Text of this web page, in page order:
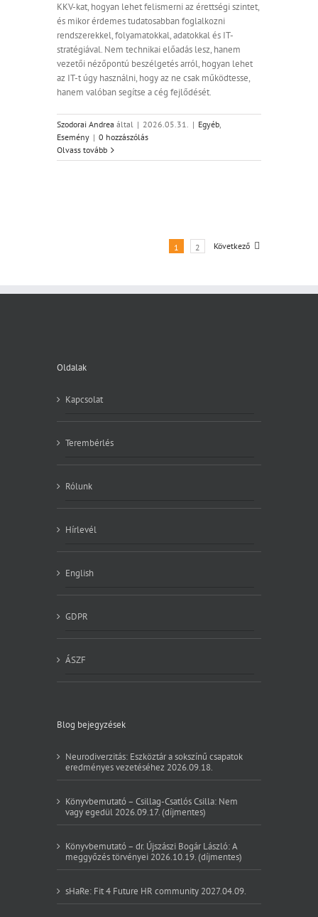
KKV-kat, hogyan lehet felismerni az érettségi szintet,
és mikor érdemes tudatosabban foglalkozni
rendszerekkel, folyamatokkal, adatokkal és IT-
stratégiával. Nem technikai előadás lesz, hanem
vezetői nézőpontú beszélgetés arról, hogyan lehet
az IT-t úgy használni, hogy az ne csak működtesse,
hanem valóban segítse a cég fejlődését.
Szodorai Andrea által | 2026.05.31. | Egyéb,
Esemény | 0 hozzászólás
Olvass tovább
1 2 Következő
Oldalak
Kapcsolat
Terembérlés
Rólunk
Hírlevél
English
GDPR
ÁSZF
Blog bejegyzések
Neurodiverzitás: Eszköztár a sokszínű csapatok
eredményes vezetéséhez 2026.09.18.
Könyvbemutató – Csillag-Csatlós Csilla: Nem
vagy egedül 2026.09.17. (díjmentes)
Könyvbemutató – dr. Újszászi Bogár László: A
meggyőzés törvényei 2026.10.19. (díjmentes)
sHaRe: Fit 4 Future HR community 2027.04.09.